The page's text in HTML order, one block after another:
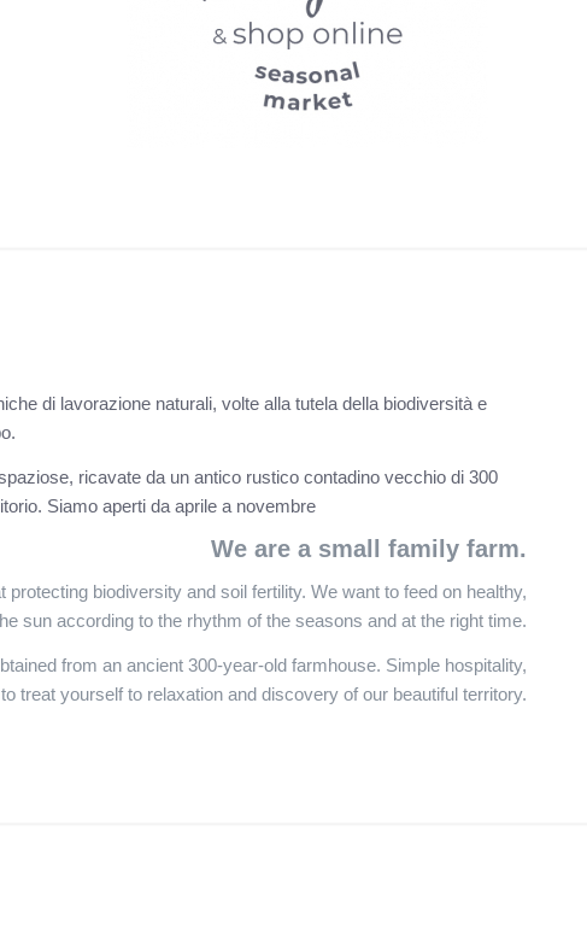
di lavorazione naturali, volte alla tutela della biodiversità e
ricavate da un antico rustico contadino vecchio di 300
Siamo aperti da aprile a novembre
We are a small family farm.
biodiversity and soil fertility. We want to feed on healthy,
sun according to the rhythm of the seasons and at the right time.
from an ancient 300-year-old farmhouse. Simple hospitality,
treat yourself to relaxation and discovery of our beautiful territory.